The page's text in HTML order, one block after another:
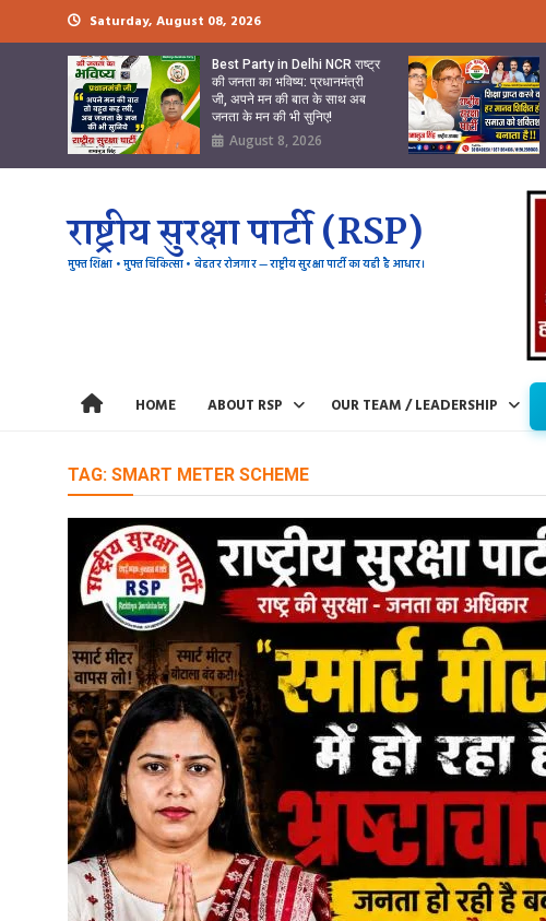
to
Saturday, August 08, 2026
Best Party in Delhi NCR राष्ट्र
की जनता का भविष्य: प्रधानमंत्री
जी, अपने मन की बात के साथ अब
जनता के मन की भी सुनिए!
August 8, 2026
राष्ट्रीय सुरक्षा पार्टी (RSP)
मुफ्त शिक्षा • मुफ्त चिकित्सा • बेहतर रोजगार — राष्ट्रीय सुरक्षा पार्टी का यही है आधार।
HOME ABOUT RSP OUR TEAM / LEADERSHIP
TAG: SMART METER SCHEME